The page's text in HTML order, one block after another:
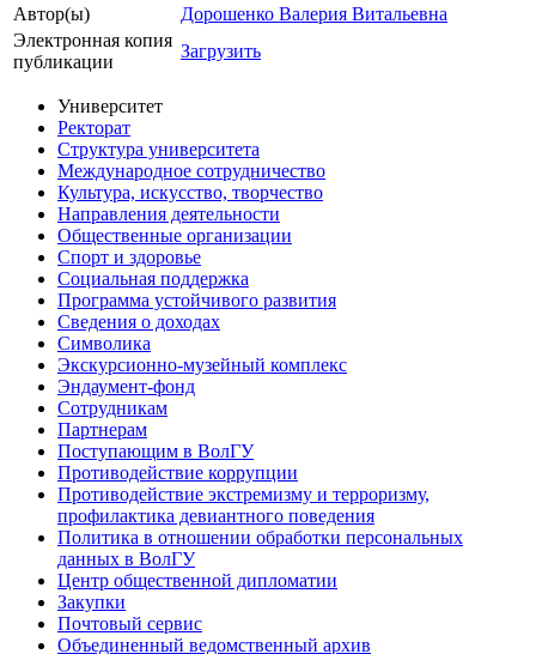
Автор(ы)
Дорошенко Валерия Витальевна
Электронная копия
публикации
Загрузить
Университет
Ректорат
Структура университета
Международное сотрудничество
Культура, искусство, творчество
Направления деятельности
Общественные организации
Спорт и здоровье
Социальная поддержка
Программа устойчивого развития
Сведения о доходах
Символика
Экскурсионно-музейный комплекс
Эндаумент-фонд
Сотрудникам
Партнерам
Поступающим в ВолГУ
Противодействие коррупции
Противодействие экстремизму и терроризму,
профилактика девиантного поведения
Политика в отношении обработки персональных
данных в ВолГУ
Центр общественной дипломатии
Закупки
Почтовый сервис
Объединенный ведомственный архив